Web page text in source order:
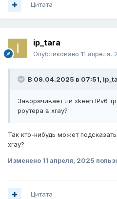
Цитата
ip_tara
Опубликовано 11 апреля,
В 09.04.2025 в 07:51,
Заворачивает ли xkeen IPv6
роутера в xray?
Так кто-нибудь может
xray?
Изменено 11 апреля, 2025
Цитата